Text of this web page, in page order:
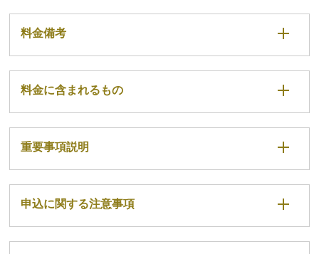
料金備考
料金に含まれるもの
重要事項説明
申込に関する注意事項